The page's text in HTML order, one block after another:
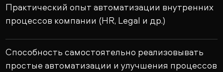
Практический опыт автоматизации внутренних
процессов компании (HR, Legal и др.)
Способность самостоятельно реализовывать
простые автоматизации и улучшения процессов